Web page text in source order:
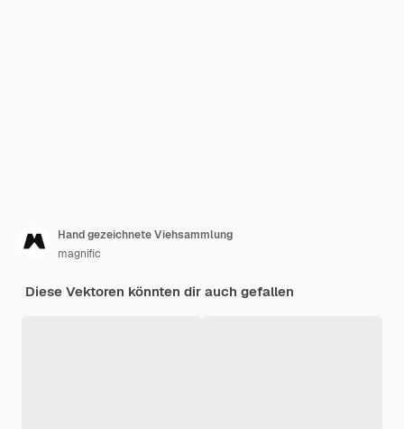
Hand gezeichnete Viehsammlung
magnific
Diese Vektoren könnten dir auch gefallen